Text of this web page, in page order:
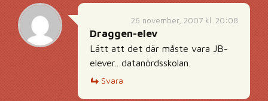
26 november, 2007 kl. 20:08
Draggen-elev
Lätt att det där måste vara JB-
elever.. datanördsskolan.
Svara